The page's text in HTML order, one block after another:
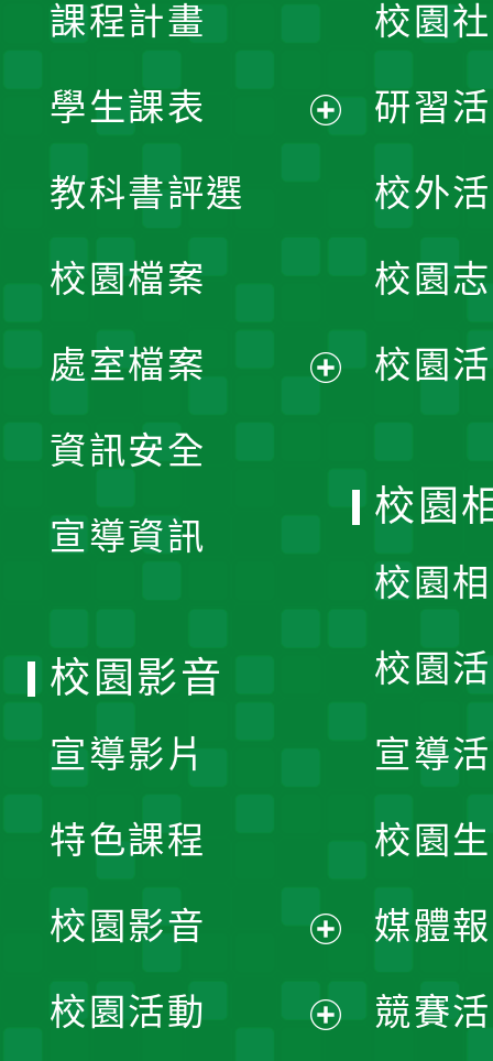
課程計畫
學生課表
單
教科書評選
校園檔案
處室檔案
資訊安全
宣導資訊
校園
研習
校外
校園
校園
校園
校園
校園
宣導
校園
媒體
競賽
校園影音
宣導影片
特色課程
校園影音
開
校園活動